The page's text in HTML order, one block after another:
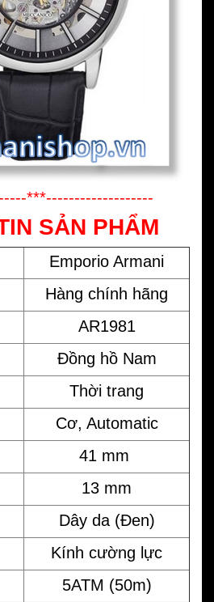
***-------------------
SẢN PHẨM
Emporio Armani
Hàng chính hãng
AR1981
Đồng hồ Nam
Thời trang
Cơ, Automatic
41 mm
13 mm
Dây da (Đen)
Kính cường lực
5ATM (50m)